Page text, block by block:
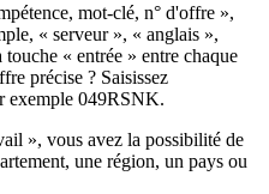
mot-clé, n° d'offre »,
« serveur », « anglais »,
« entrée » entre chaque
précise ? Saisissez
exemple 049RSNK.
», vous avez la possibilité de
une région, un pays ou